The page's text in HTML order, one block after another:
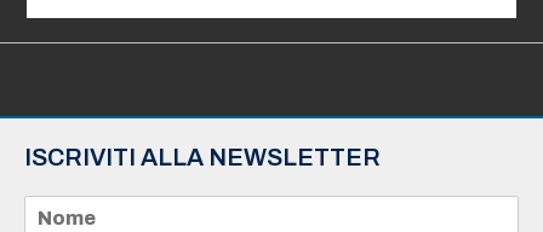
ISCRIVITI ALLA NEWSLETTER